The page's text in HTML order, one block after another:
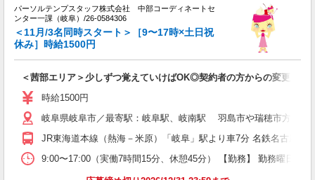
パーソルテンプスタッフ株式会社 中部コーディネートセ
ンター一課（岐阜）/26-0584306
＜11月/3名同時スタート＞［9〜17時×土日祝
休み］時給1500円
＜茜部エリア＞少しずつ覚えていけばOK◎契約者の方からの変更受付
時給1500円
岐阜県岐阜市／最寄駅：岐阜駅、岐南駅 羽島市や瑞穂市方面
JR東海道本線（熱海－米原）「岐阜」駅より車7分 名鉄名古屋本
9:00〜17:00（実働7時間15分、休憩45分） 【勤務】 勤務曜日：